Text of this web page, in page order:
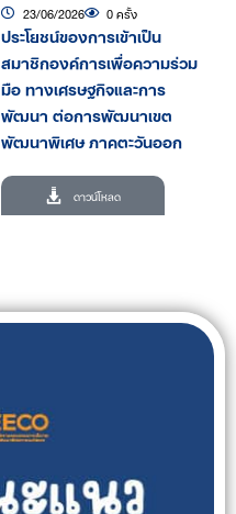
23/06/2026 0 ครั้ง
ประโยชน์ของการเข้าเป็น
สมาชิกองค์การเพื่อความร่วม
มือ ทางเศรษฐกิจและการ
พัฒนา ต่อการพัฒนาเขต
พัฒนาพิเศษ ภาคตะวันออก
ดาวน์โหลด